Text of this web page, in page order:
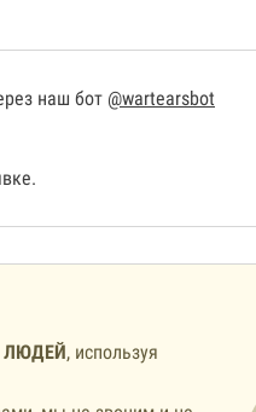
наш бот @wartearsbot
, используя